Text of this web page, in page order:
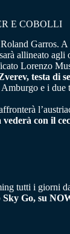
E COBOLLI
allineato agli
Lorenzo
testa di
e i
vederà con il
tutti i giorni
Go, su